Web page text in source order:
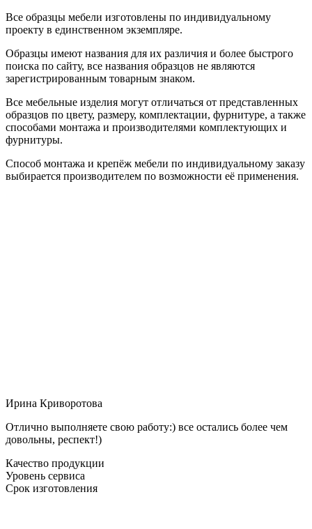
Все образцы мебели изготовлены по индивидуальному
проекту в единственном экземпляре.
Образцы имеют названия для их различия и более быстрого
поиска по сайту, все названия образцов не являются
зарегистрированным товарным знаком.
Все мебельные изделия могут отличаться от представленных
образцов по цвету, размеру, комплектации, фурнитуре, а также
способами монтажа и производителями комплектующих и
фурнитуры.
Способ монтажа и крепёж мебели по индивидуальному заказу
выбирается производителем по возможности её применения.
Ирина Криворотова
Отлично выполняете свою работу:) все остались более чем
довольны, респект!)
Качество продукции
Уровень сервиса
Срок изготовления